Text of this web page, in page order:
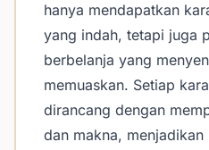
hanya mendapatkan
yang indah, tetapi juga
berbelanja yang
memuaskan. Setiap
dirancang dengan
dan makna, menjadikan